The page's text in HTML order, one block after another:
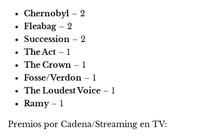
Chernobyl – 2
Fleabag – 2
Succession – 2
The Act – 1
The Crown – 1
Fosse/Verdon – 1
The Loudest Voice – 1
Ramy– 1
Premios por Cadena/Streaming en TV: